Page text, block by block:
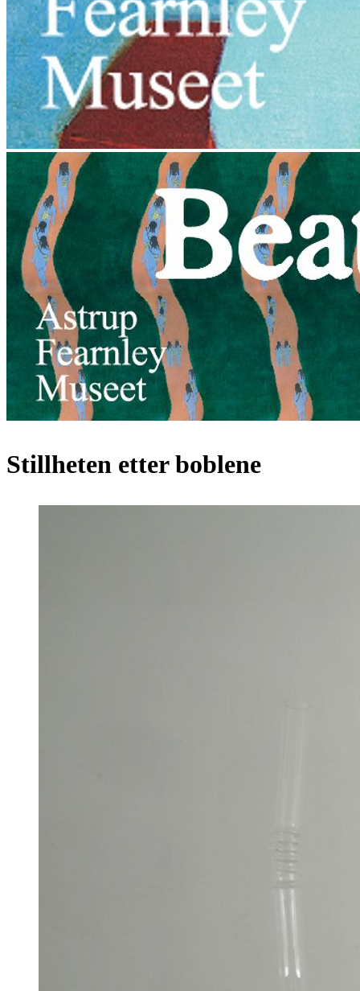
Stillheten etter boblene